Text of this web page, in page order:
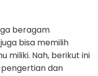
beragam
bisa memilih
miliki. Nah, berikut ini
dan